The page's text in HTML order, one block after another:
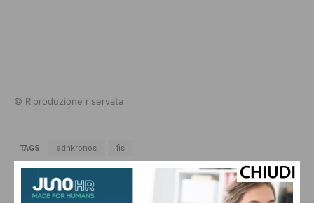
© Riproduzione riservata
TAGS adnkronos fis